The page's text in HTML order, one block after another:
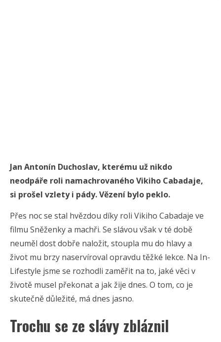
Jan Antonín Duchoslav, kterému už nikdo
neodpáře roli namachrovaného Vikiho Cabadaje,
si prošel vzlety i pády. Vězení bylo peklo.
Přes noc se stal hvězdou díky roli Vikiho Cabadaje ve
filmu Sněženky a machři. Se slávou však v té době
neuměl dost dobře naložit, stoupla mu do hlavy a
život mu brzy naservíroval opravdu těžké lekce. Na In-
Lifestyle jsme se rozhodli zaměřit na to, jaké věci v
životě musel překonat a jak žije dnes. O tom, co je
skutečně důležité, má dnes jasno.
Trochu se ze slávy zbláznil